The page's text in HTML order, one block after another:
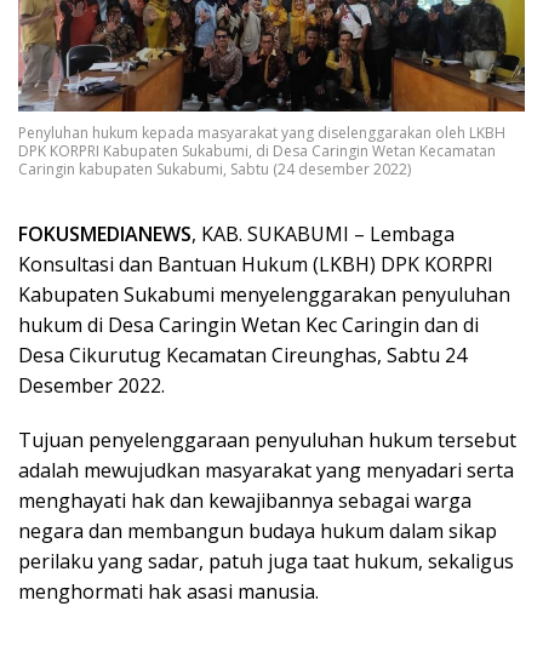
Penyluhan hukum kepada masyarakat yang diselenggarakan oleh LKBH
DPK KORPRI Kabupaten Sukabumi, di Desa Caringin Wetan Kecamatan
Caringin kabupaten Sukabumi, Sabtu (24 desember 2022)
FOKUSMEDIANEWS, KAB. SUKABUMI – Lembaga
Konsultasi dan Bantuan Hukum (LKBH) DPK KORPRI
Kabupaten Sukabumi menyelenggarakan penyuluhan
hukum di Desa Caringin Wetan Kec Caringin dan di
Desa Cikurutug Kecamatan Cireunghas, Sabtu 24
Desember 2022.
Tujuan penyelenggaraan penyuluhan hukum tersebut
adalah mewujudkan masyarakat yang menyadari serta
menghayati hak dan kewajibannya sebagai warga
negara dan membangun budaya hukum dalam sikap
perilaku yang sadar, patuh juga taat hukum, sekaligus
menghormati hak asasi manusia.